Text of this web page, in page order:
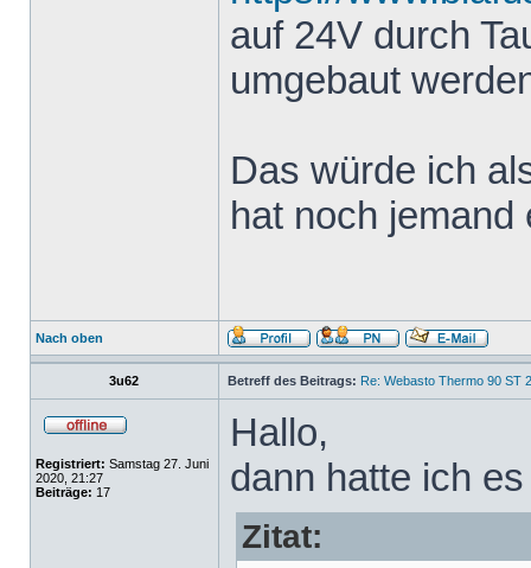
auf 24V durch
umgebaut
Das würde ich
hat noch
Nach oben
3u62 Betreff des Beitrags: Re: Webasto Thermo 90 ST
Registriert: Samstag 27. Juni
2020, 21:27
Beiträge: 17
Hallo,
dann hatte ich
Zitat: